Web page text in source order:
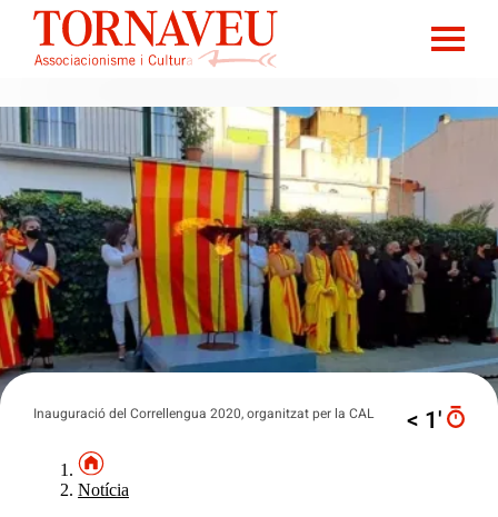
Inauguració del Correllengua 2020, organitzat per la CAL < 1′
Notícia